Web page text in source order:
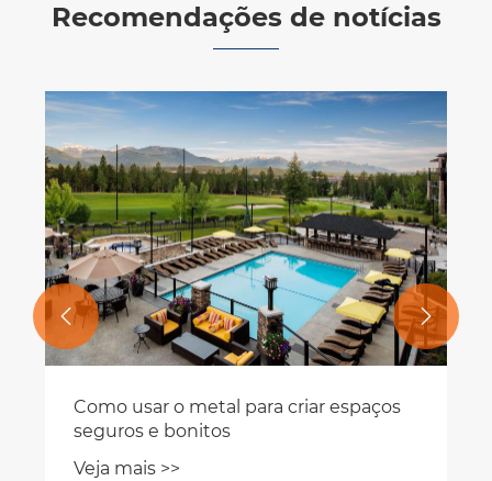
Recomendações de notícias
Como usar o metal para criar espaços
seguros e bonitos
Veja mais >>
 